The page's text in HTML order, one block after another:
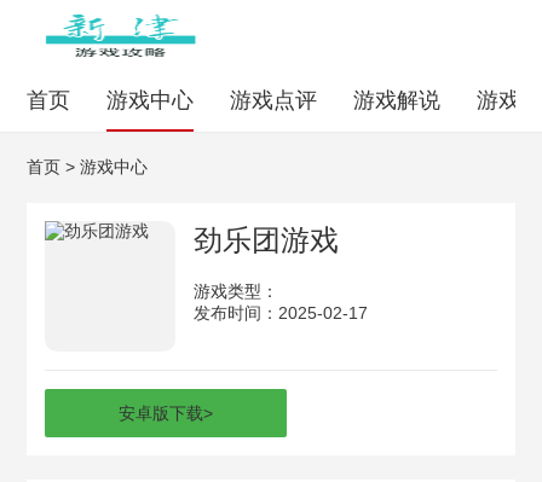
首页 游戏中心 游戏点评 游戏解说 游戏
首页 >游戏中心
劲乐团游戏
游戏类型：
发布时间：2025-02-17
安卓版下载>